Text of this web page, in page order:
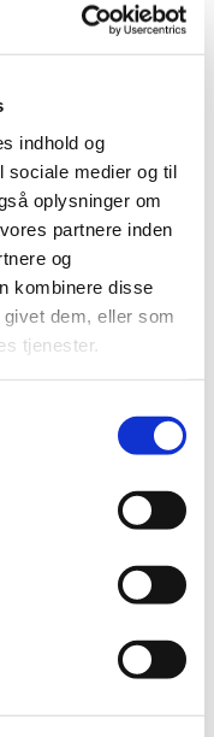
indhold og
sociale medier og til
oplysninger om
partnere inden
og
kombinere disse
dem, eller som
tjenester.
til at